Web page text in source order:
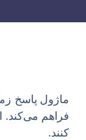
ماژول پاسخ
فراهم می‌کند.
کنند.